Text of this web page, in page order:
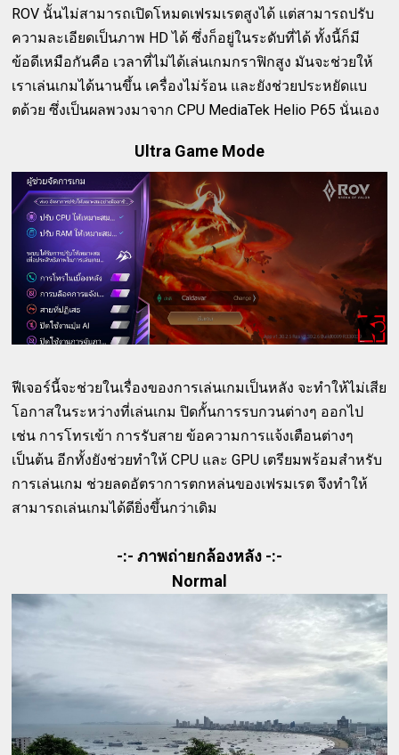
ROV นั้นไม่สามารถเปิดโหมดเฟรมเรตสูงได้ แต่สามารถปรับ
ความละเอียดเป็นภาพ HD ได้ ซึ่งก็อยู่ในระดับที่ได้ ทั้งนี้ก็มี
ข้อดีเหมือกันคือ เวลาที่ไม่ได้เล่นเกมกราฟิกสูง มันจะช่วยให้
เราเล่นเกมได้นานขึ้น เครื่องไม่ร้อน และยังช่วยประหยัดแบ
ตด้วย ซึ่งเป็นผลพวงมาจาก CPU MediaTek Helio P65 นั่นเอง
Ultra Game Mode
ฟีเจอร์นี้จะช่วยในเรื่องของการเล่นเกมเป็นหลัง จะทำให้ไม่เสีย
โอกาสในระหว่างที่เล่นเกม ปิดกั้นการรบกวนต่างๆ ออกไป
เช่น การโทรเข้า การรับสาย ข้อความการแจ้งเตือนต่างๆ
เป็นต้น อีกทั้งยังช่วยทำให้ CPU และ GPU เตรียมพร้อมสำหรับ
การเล่นเกม ช่วยลดอัตราการตกหล่นของเฟรมเรต จึงทำให้
สามารถเล่นเกมได้ดียิ่งขึ้นกว่าเดิม
-:- ภาพถ่ายกล้องหลัง -:-
Normal